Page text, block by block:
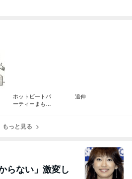
ホットビートパ
ーティーまもな
追伸
もっと見る
らない」激変し